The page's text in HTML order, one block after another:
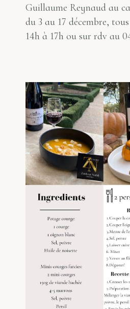
Guillaume Reynaud au
du 3 au 17 décembre,
14h à 17h ou sur rdv au